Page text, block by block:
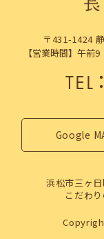
〒431-1424
【営業時間】午前
TEL
Google
浜松市三ヶ
こだわ